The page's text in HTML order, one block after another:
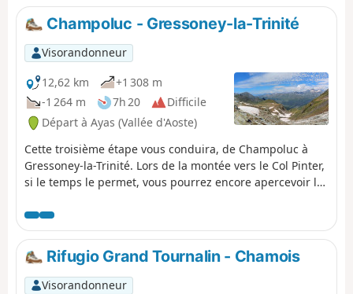
Champoluc - Gressoney-la-Trinité
Visorandonneur
12,62 km
+1 308 m
-1 264 m
7h 20
Difficile
Départ à Ayas (Vallée d'Aoste)
Cette troisième étape vous conduira, de Champoluc à
Gressoney-la-Trinité. Lors de la montée vers le Col Pinter,
si le temps le permet, vous pourrez encore apercevoir le
de nombreuses cascades. En empruntant le sentier
Walser, vous traverserez le village typique de Alpenzu.
Rifugio Grand Tournalin - Chamois
Visorandonneur